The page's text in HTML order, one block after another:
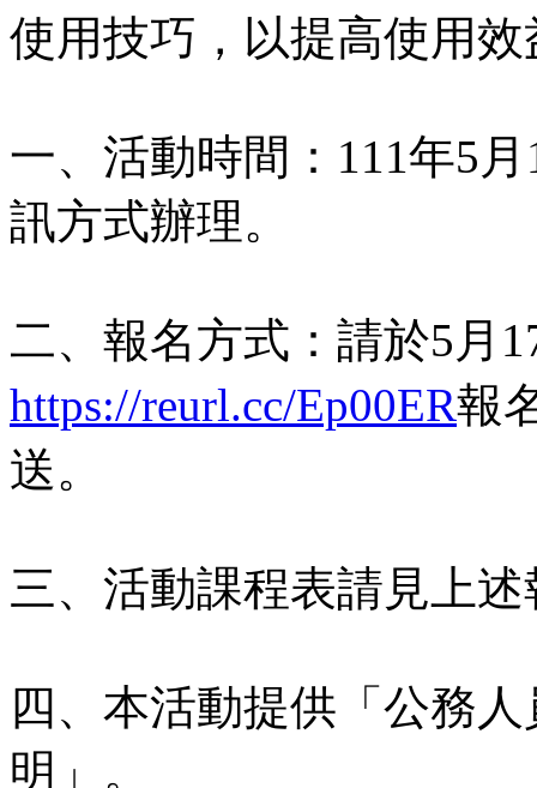
使用技巧，以提高使用
一、活動時間：111年5
訊方式辦理。
二、報名方式：請於5月
https://reurl.cc/Ep00ER報
送。
三、活動課程表請見上
四、本活動提供「公務
明」。